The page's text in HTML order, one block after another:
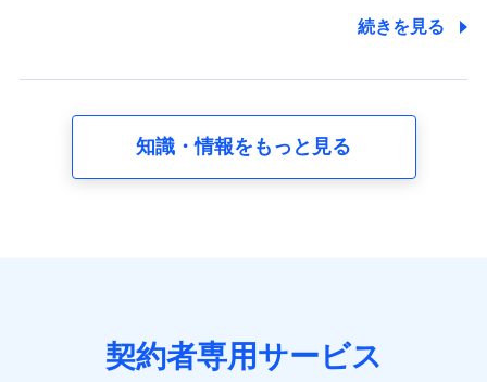
の内容、保険料、保険料のお支払方法、車のメーカーや
走行距離などの情報、建物の構造や築年数などの情報、
険契約に関する情報。例として、保険契約者及び被保険
者の氏名、住所、生年月日、性別、保険契約者と被保険
続きを見る
知識・情報をもっと見る
契約者専用サービス